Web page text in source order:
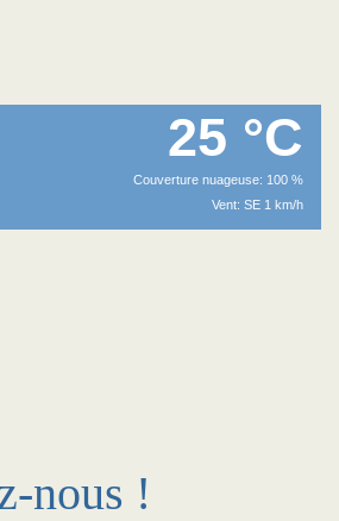
25 °C
Couverture nuageuse: 100 %
Vent: SE 1 km/h
nous !